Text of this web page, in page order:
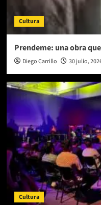
Cultura
Prendeme: una obra
Diego Carrillo 30 julio,
Cultura